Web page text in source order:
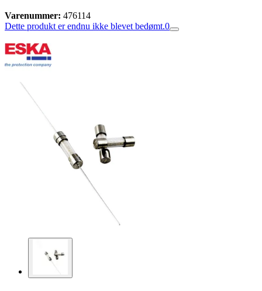
Varenummer: 476114
Dette produkt er endnu ikke blevet bedømt.0